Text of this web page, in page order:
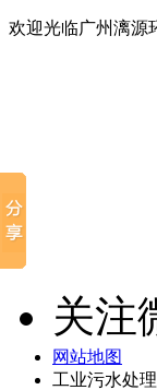
欢迎光临广州漓源
关注
网站地图
工业污水处